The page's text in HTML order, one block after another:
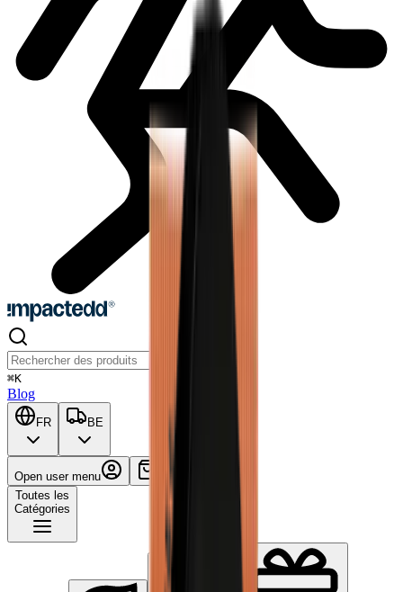
⌘K
Blog
FR BE
Open user menu
Panier
Toutes les
Catégories